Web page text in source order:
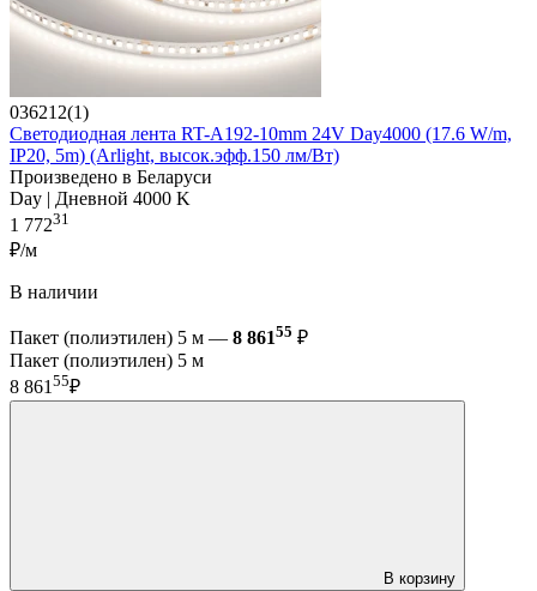
036212(1)
Светодиодная лента RT-A192-10mm 24V Day4000 (17.6 W/m,
IP20, 5m) (Arlight, высок.эфф.150 лм/Вт)
Произведено в Беларуси
Day | Дневной 4000 K
1 77231
₽/м
В наличии
Пакет (полиэтилен) 5 м — 8 86155 ₽
Пакет (полиэтилен) 5 м
8 86155₽
В корзину